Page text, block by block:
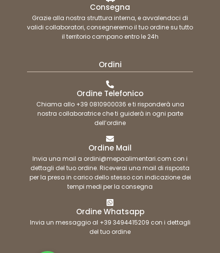
Consegna
Grazie alla nostra struttura interna, e avvalendoci di
validi collaboratori, consegneremo il tuo ordine su tutto
il territorio campano entro le 24h
Ordini
Ordine Telefonico
Chiama allo +39 0810900036 e ti risponderà una
nostra collaboratrice che ti guiderà in ogni parte
dell’ordine
Ordine Mail
Invia una mail a ordini@mepaalimentari.com con i
dettagli del tuo ordine. Riceverai una mail di risposta
per la presa in carico dello stesso con indicazione dei
tempi medi per la consegna
Ordine Whatsapp
Invia un messaggio al +39 3494415209 con i dettagli
del tuo ordine